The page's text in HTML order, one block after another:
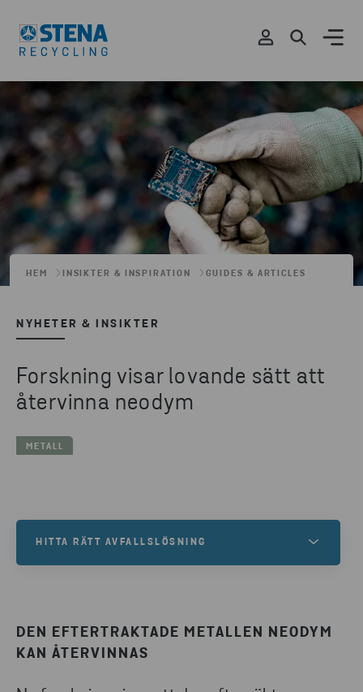
HEM INSIKTER & INSPIRATION GUIDES & ARTICLES
NYHETER & INSIKTER
Forskning visar lovande sätt att
återvinna neodym
METALL
DEN EFTERTRAKTADE METALLEN NEODYM
KAN ÅTERVINNAS
HITTA RÄTT AVFALLSLÖSNING
så kontaktar vi dig.